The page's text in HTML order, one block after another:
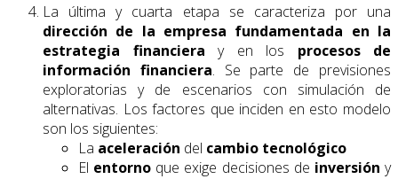
La última y cuarta etapa se caracteriza por una
dirección de la empresa fundamentada en la
estrategia financiera y en los procesos de
información financiera. Se parte de previsiones
exploratorias y de escenarios con simulación de
alternativas. Los factores que inciden en esto modelo
son los siguientes:
La aceleración del cambio tecnológico
El entorno que exige decisiones de inversión y